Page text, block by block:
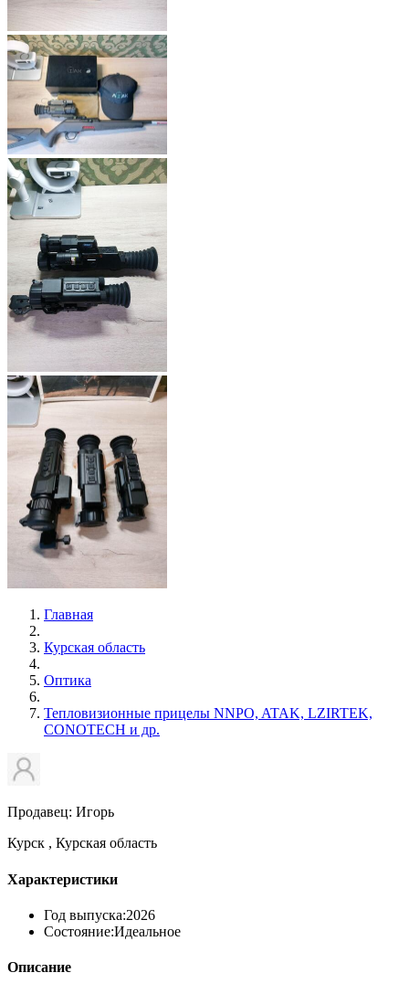
Главная
Курская область
Оптика
Тепловизионныe прицелы NNPO, ATAK, LZIRTEK,
CONOTECH и др.
Продавец: Игорь
Курск , Курская область
Характеристики
Год выпуска:2026
Состояние:Идеальное
Описание